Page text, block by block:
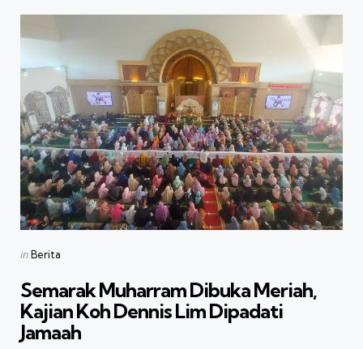
Categories
Posted
inBerita
Semarak Muharram Dibuka Meriah,
Kajian Koh Dennis Lim Dipadati
Jamaah